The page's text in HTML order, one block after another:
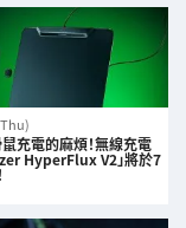
充電的麻煩！無線充電
HyperFlux V2」將於7